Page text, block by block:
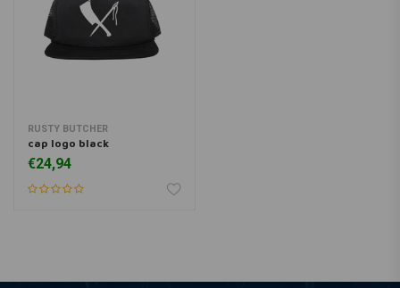
RUSTY BUTCHER
cap logo black
€24,94